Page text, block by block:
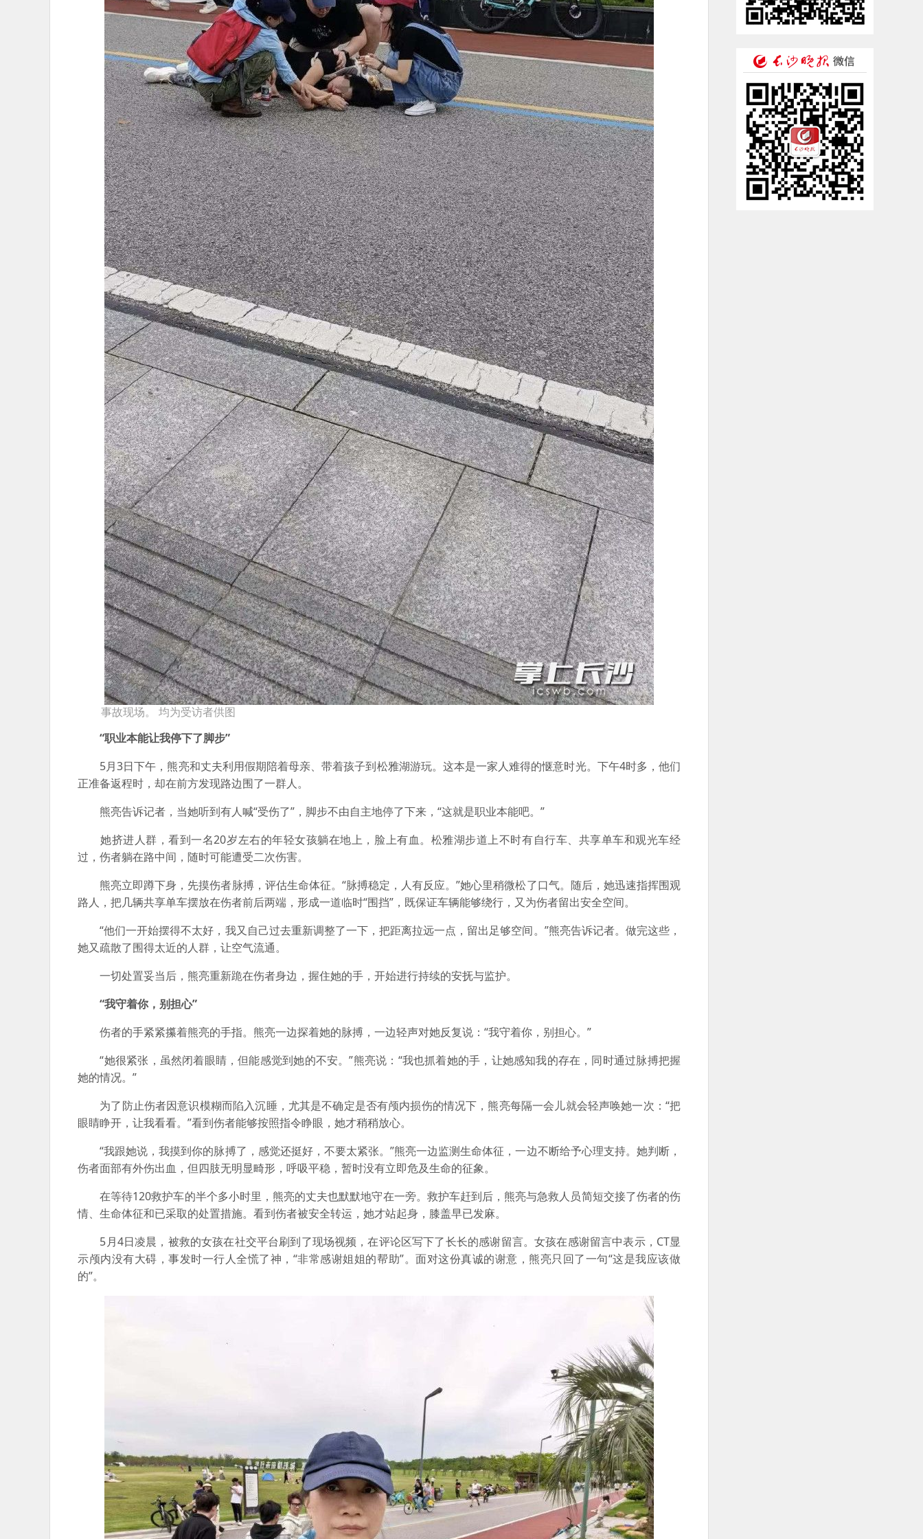
事故现场。 均为受访者供图
“职业本能让我停下了脚步”
5月3日下午，熊亮和丈夫利用假期陪着母亲、带着孩子到松雅湖游玩。这本是一家人难得的惬意时光。下午4时多，他们
正准备返程时，却在前方发现路边围了一群人。
熊亮告诉记者，当她听到有人喊“受伤了”，脚步不由自主地停了下来，“这就是职业本能吧。”
她挤进人群，看到一名20岁左右的年轻女孩躺在地上，脸上有血。松雅湖步道上不时有自行车、共享单车和观光车经
过，伤者躺在路中间，随时可能遭受二次伤害。
熊亮立即蹲下身，先摸伤者脉搏，评估生命体征。“脉搏稳定，人有反应。”她心里稍微松了口气。随后，她迅速指挥围观
路人，把几辆共享单车摆放在伤者前后两端，形成一道临时“围挡”，既保证车辆能够绕行，又为伤者留出安全空间。
“他们一开始摆得不太好，我又自己过去重新调整了一下，把距离拉远一点，留出足够空间。”熊亮告诉记者。做完这些，
她又疏散了围得太近的人群，让空气流通。
一切处置妥当后，熊亮重新跪在伤者身边，握住她的手，开始进行持续的安抚与监护。
“我守着你，别担心”
伤者的手紧紧攥着熊亮的手指。熊亮一边探着她的脉搏，一边轻声对她反复说：“我守着你，别担心。”
“她很紧张，虽然闭着眼睛，但能感觉到她的不安。”熊亮说：“我也抓着她的手，让她感知我的存在，同时通过脉搏把握
她的情况。”
为了防止伤者因意识模糊而陷入沉睡，尤其是不确定是否有颅内损伤的情况下，熊亮每隔一会儿就会轻声唤她一次：“把
眼睛睁开，让我看看。”看到伤者能够按照指令睁眼，她才稍稍放心。
“我跟她说，我摸到你的脉搏了，感觉还挺好，不要太紧张。”熊亮一边监测生命体征，一边不断给予心理支持。她判断，
伤者面部有外伤出血，但四肢无明显畸形，呼吸平稳，暂时没有立即危及生命的征象。
在等待120救护车的半个多小时里，熊亮的丈夫也默默地守在一旁。救护车赶到后，熊亮与急救人员简短交接了伤者的伤
情、生命体征和已采取的处置措施。看到伤者被安全转运，她才站起身，膝盖早已发麻。
5月4日凌晨，被救的女孩在社交平台刷到了现场视频，在评论区写下了长长的感谢留言。女孩在感谢留言中表示，CT显
示颅内没有大碍，事发时一行人全慌了神，“非常感谢姐姐的帮助”。面对这份真诚的谢意，熊亮只回了一句“这是我应该做
的”。